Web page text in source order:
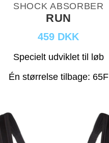
SHOCK ABSORBER
RUN
459 DKK
Specielt udviklet til løb
Én størrelse tilbage: 65F